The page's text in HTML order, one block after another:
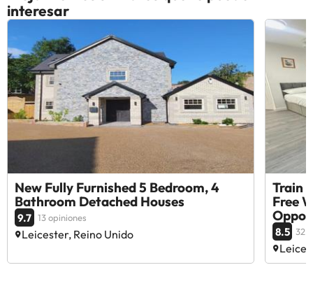
interesar
New Fully Furnished 5 Bedroom, 4
Bathroom Detached Houses
9.7 13 opiniones
Leicester, Reino Unido
Train
Free
8.5 32